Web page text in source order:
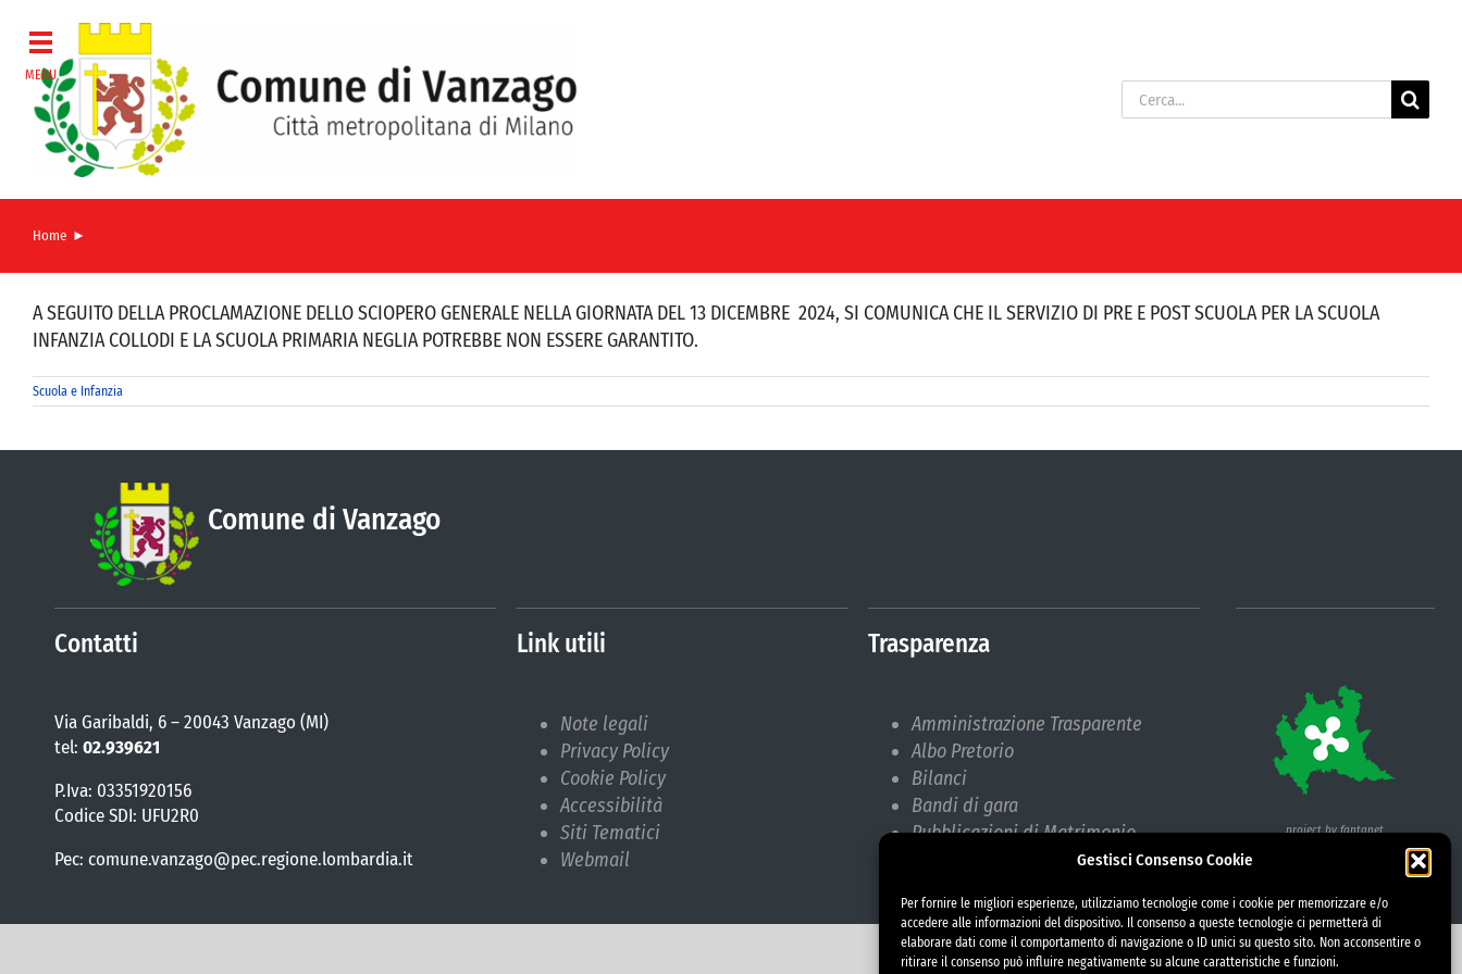
Gestisci Consenso Cookie
Per fornire le migliori esperienze, utilizziamo tecnologie come i cookie per memorizzare e/o
accedere alle informazioni del dispositivo. Il consenso a queste tecnologie ci permetterà di
elaborare dati come il comportamento di navigazione o ID unici su questo sito. Non acconsentire o
ritirare il consenso può influire negativamente su alcune caratteristiche e funzioni.
contenuto
Cerca
per:
Home
A SEGUITO DELLA PROCLAMAZIONE DELLO SCIOPERO GENERALE NELLA GIORNATA DEL 13 DICEMBRE 2024, SI COMUNICA CHE IL SERVIZIO DI PRE E POST SCUOLA PER LA SCUOLA
INFANZIA COLLODI E LA SCUOLA PRIMARIA NEGLIA POTREBBE NON ESSERE GARANTITO.
Scuola e Infanzia
Comune di Vanzago
Contatti
Via Garibaldi, 6 – 20043 Vanzago (MI)
tel: 02.939621
P.Iva: 03351920156
Codice SDI: UFU2R0
Pec: comune.vanzago@pec.regione.lombardia.it
Link utili
Note legali
Privacy Policy
Cookie Policy
Accessibilità
Siti Tematici
Webmail
Trasparenza
Amministrazione Trasparente
Albo Pretorio
Bilanci
Bandi di gara
Pubblicazioni di Matrimonio
Responsabile protezione dati (RPD)
project by fantanet